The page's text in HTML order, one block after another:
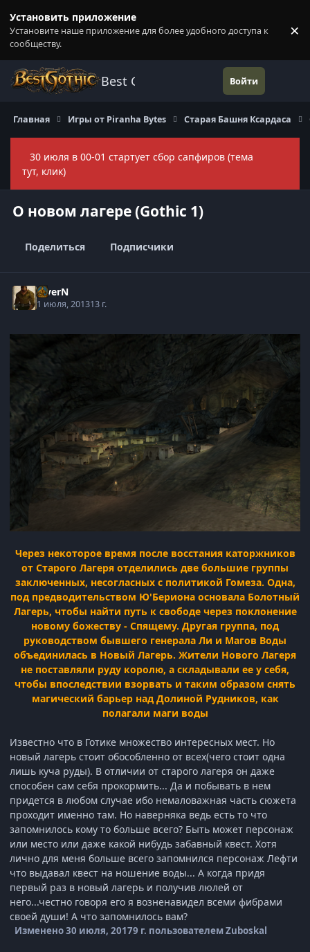
Установить приложение
Установите наше приложение для более удобного доступа к
сообществу.
×
Best Gothic Forums Войти
Главная Игры от Piranha Bytes Старая Башня Ксардаса
30 июля в 00-01 стартует сбор сапфиров (тема
тут, клик)
О новом лагере (Gothic 1)
Поделиться Подписчики
ViverN
1 июля, 201313 г.
Через некоторое время после восстания каторжников
от Старого Лагеря отделились две большие группы
заключенных, несогласных с политикой Гомеза. Одна,
под предводительством Ю'Бериона основала Болотный
Лагерь, чтобы найти путь к свободе через поклонение
новому божеству - Спящему. Другая группа, под
руководством бывшего генерала Ли и Магов Воды
объединилась в Новый Лагерь. Жители Нового Лагеря
не поставляли руду королю, а складывали ее у себя,
чтобы впоследствии взорвать и таким образом снять
магический барьер над Долиной Рудников, как
полагали маги воды
Известно что в Готике множество интересных мест. Но
новый лагерь стоит обособленно от всех(чего стоит одна
лишь куча руды). В отличии от старого лагеря он даже
способен сам себя прокормить... Да и побывать в нем
придется в любом случае ибо немаловажная часть сюжета
проходит именно там. Но наверняка ведь есть то что
запомнилось кому то больше всего? Быть может персонаж
или место или даже какой нибудь забавный квест. Хотя
лично для меня больше всего запомнился персонаж Лефти
что выдавал квест на ношение воды... А когда придя
первый раз в новый лагерь и получив люлей от
него...честно говоря его я возненавидел всеми фибрами
своей души! А что запомнилось вам?
Изменено30 июля, 20179 г. пользователем Zuboskal